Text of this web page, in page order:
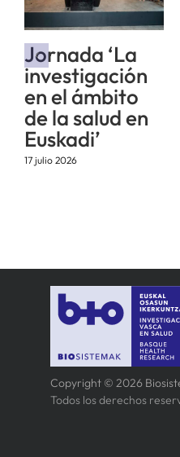
Jornada ‘La
investigación
en el ámbito
de la salud en
Euskadi’
17 julio 2026
Copyright © 2026
Todos los derechos